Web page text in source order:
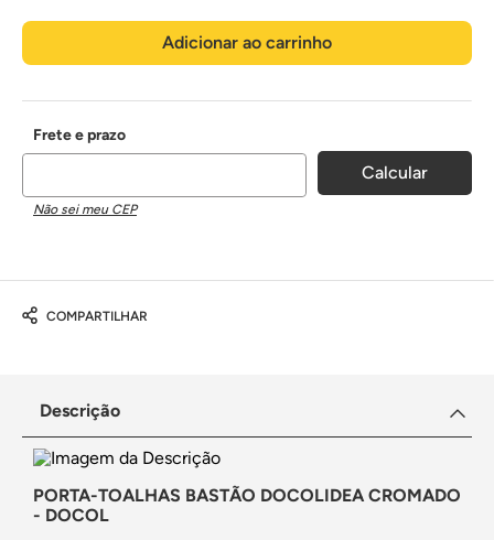
Adicionar ao carrinho
Não sei meu CEP
COMPARTILHAR
Descrição
PORTA-TOALHAS BASTÃO DOCOLIDEA CROMADO
- DOCOL